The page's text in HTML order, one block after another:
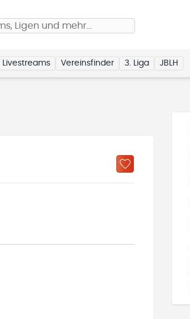
Ligen und mehr…
Livestreams Vereinsfinder 3. Liga JBLH